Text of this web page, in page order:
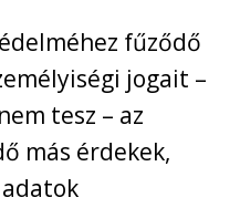
fűződő
jogait –
tesz – az
más érdekek,